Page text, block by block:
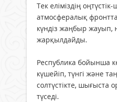
Тек еліміздің
атмосфералық
күндіз жаңбыр жауып,
жарқылдайды.
Республика бойынша
күшейіп, түнгі және
солтүстікте, шығыста
түседі.